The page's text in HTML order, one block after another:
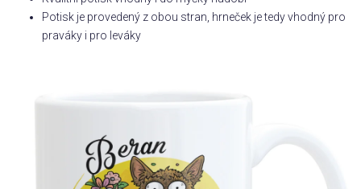
sport
Potisk je provedený z obou stran, hrneček je tedy vhodný pro
praváky i pro leváky